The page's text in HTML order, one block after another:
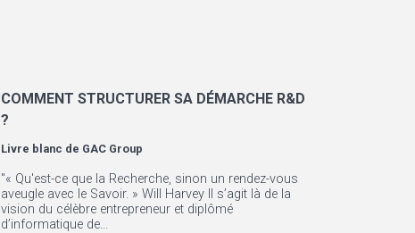
COMMENT STRUCTURER SA DÉMARCHE R&D
?
Livre blanc de GAC Group
"« Qu'est-ce que la Recherche, sinon un rendez-vous
aveugle avec le Savoir. » Will Harvey Il s’agit là de la
vision du célèbre entrepreneur et diplômé
d’informatique de...